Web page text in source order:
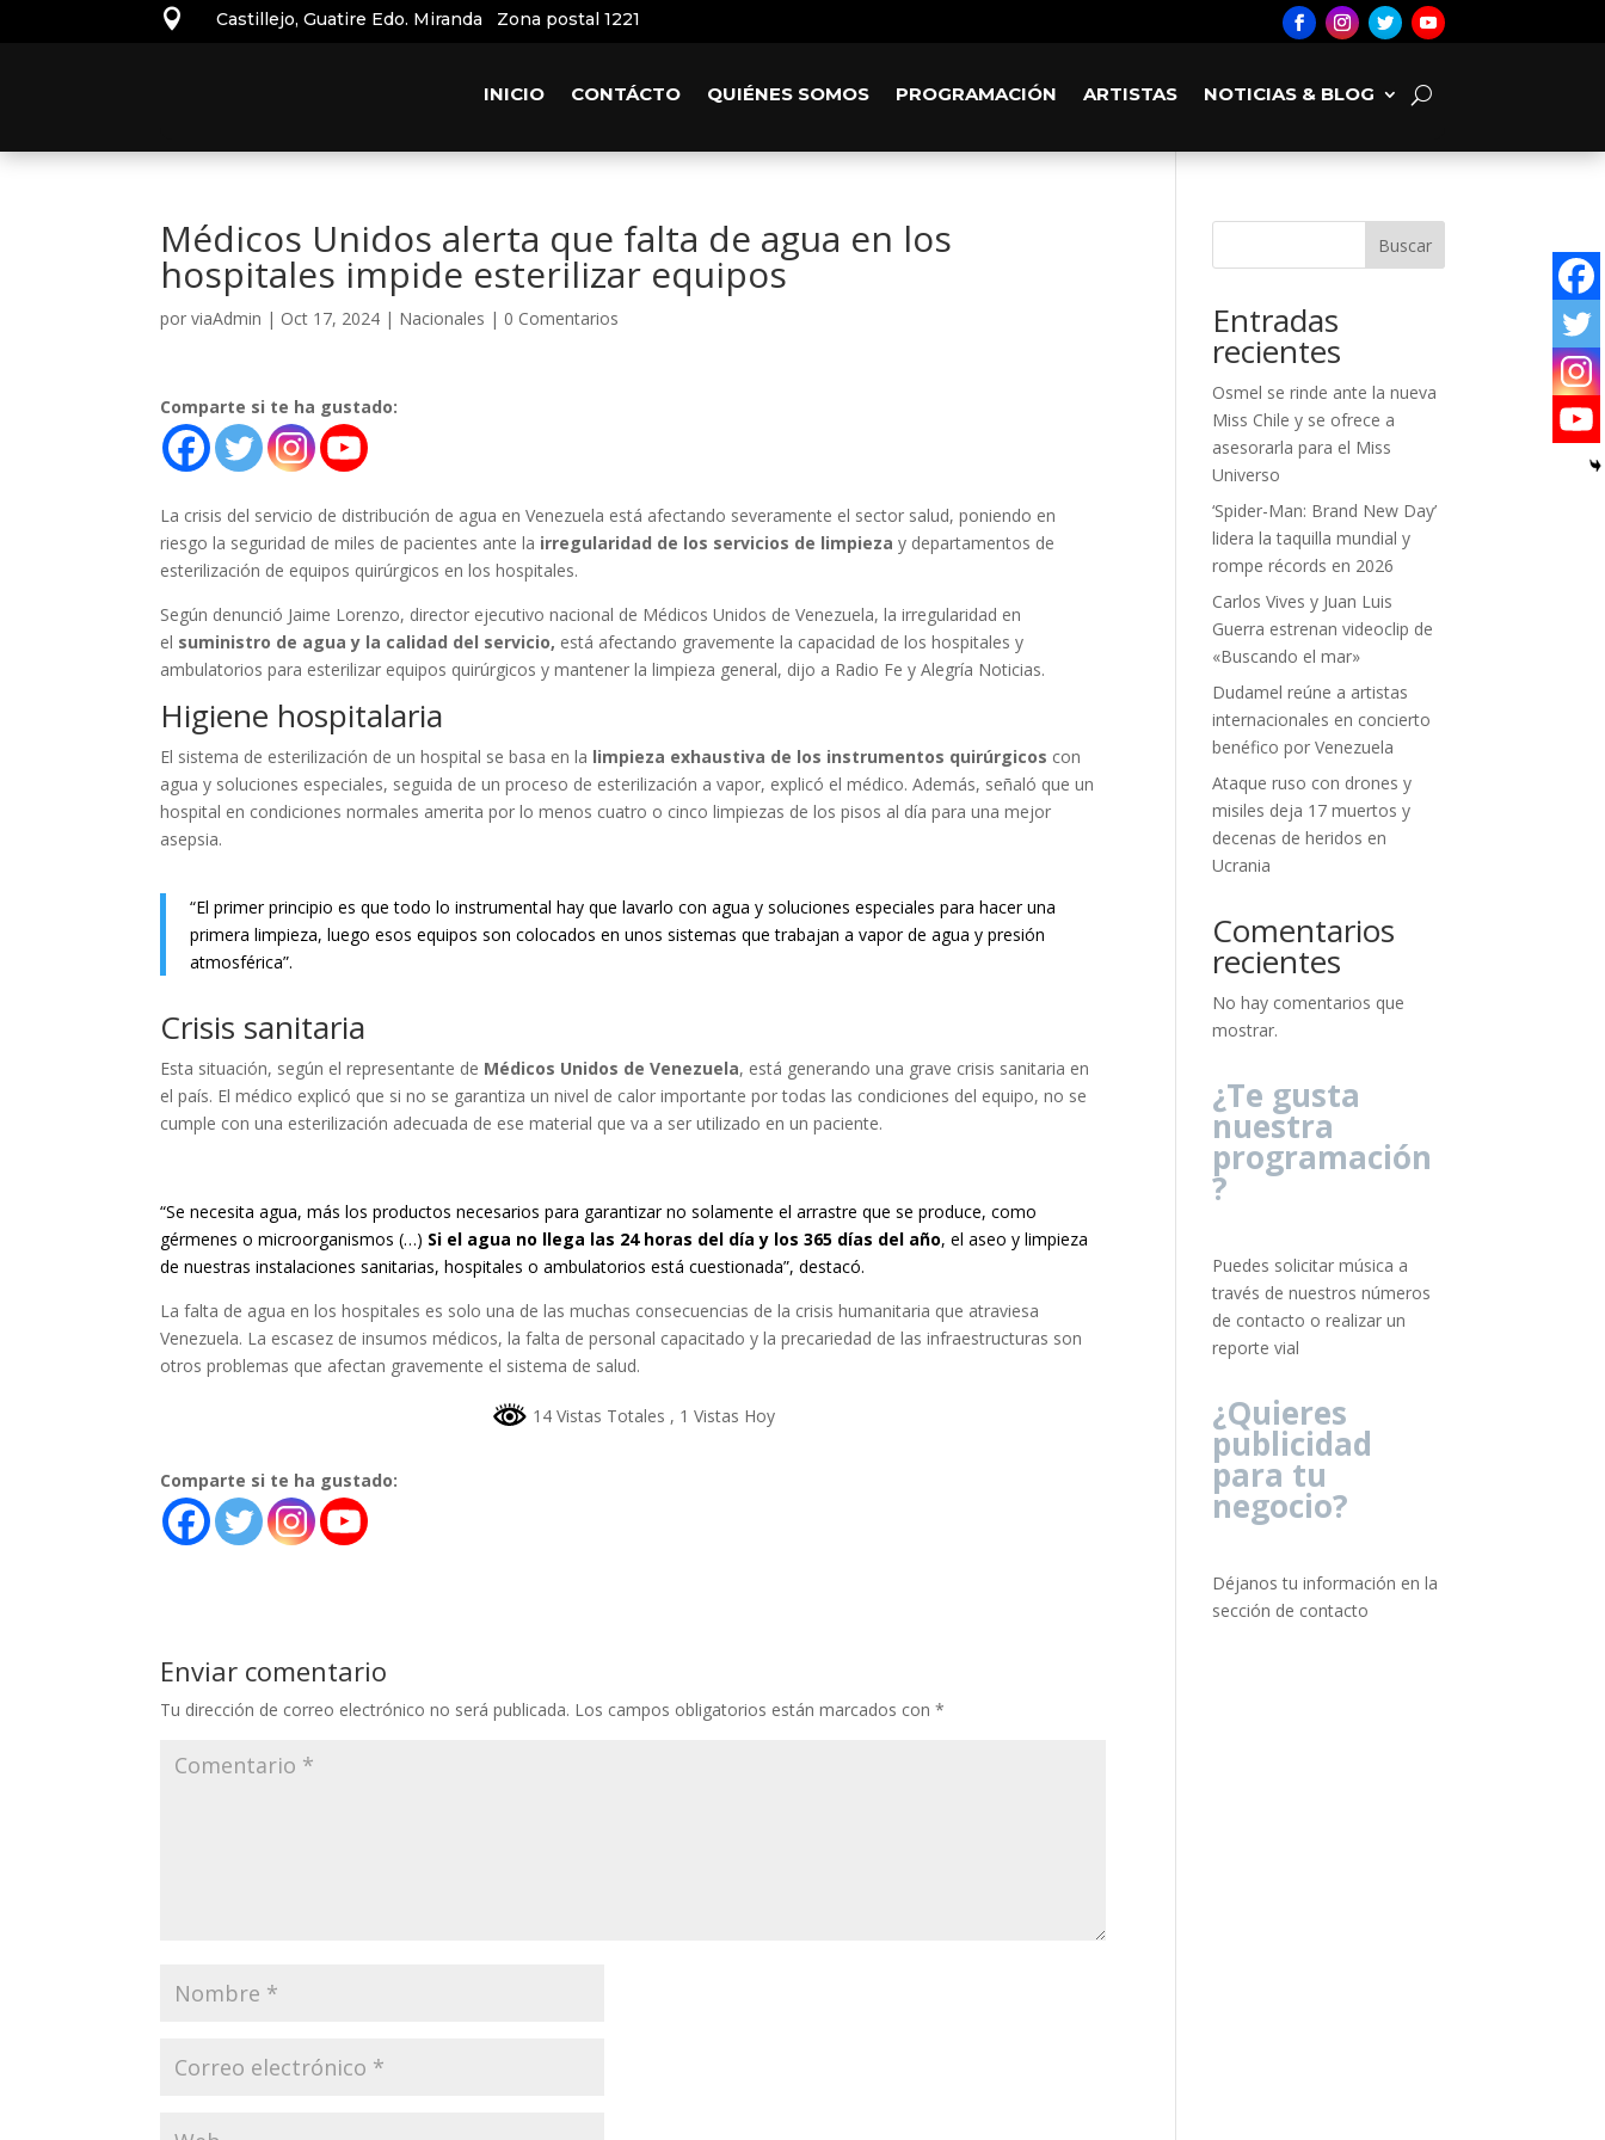
 Castillejo, Guatire Edo. Miranda Zona postal 1221
INICIO CONTÁCTO QUIÉNES SOMOS PROGRAMACIÓN ARTISTAS NOTICIAS & BLOG
Médicos Unidos alerta que falta de agua en los
hospitales impide esterilizar equipos
porviaAdmin | Oct 17, 2024 | Nacionales | 0 Comentarios
Comparte si te ha gustado:
La crisis del servicio de distribución de agua en Venezuela está afectando severamente el sector salud, poniendo en
riesgo la seguridad de miles de pacientes ante la irregularidad de los servicios de limpieza y departamentos de
esterilización de equipos quirúrgicos en los hospitales.
Según denunció Jaime Lorenzo, director ejecutivo nacional de Médicos Unidos de Venezuela, la irregularidad en
el suministro de agua y la calidad del servicio, está afectando gravemente la capacidad de los hospitales y
ambulatorios para esterilizar equipos quirúrgicos y mantener la limpieza general, dijo a Radio Fe y Alegría Noticias.
Higiene hospitalaria
El sistema de esterilización de un hospital se basa en la limpieza exhaustiva de los instrumentos quirúrgicos con
agua y soluciones especiales, seguida de un proceso de esterilización a vapor, explicó el médico. Además, señaló que un
hospital en condiciones normales amerita por lo menos cuatro o cinco limpiezas de los pisos al día para una mejor
asepsia.
“El primer principio es que todo lo instrumental hay que lavarlo con agua y soluciones especiales para hacer una
primera limpieza, luego esos equipos son colocados en unos sistemas que trabajan a vapor de agua y presión
atmosférica”.
Crisis sanitaria
Esta situación, según el representante de Médicos Unidos de Venezuela, está generando una grave crisis sanitaria en
el país. El médico explicó que si no se garantiza un nivel de calor importante por todas las condiciones del equipo, no se
cumple con una esterilización adecuada de ese material que va a ser utilizado en un paciente.
“Se necesita agua, más los productos necesarios para garantizar no solamente el arrastre que se produce, como
gérmenes o microorganismos (…) Si el agua no llega las 24 horas del día y los 365 días del año, el aseo y limpieza
de nuestras instalaciones sanitarias, hospitales o ambulatorios está cuestionada”, destacó.
La falta de agua en los hospitales es solo una de las muchas consecuencias de la crisis humanitaria que atraviesa
Venezuela. La escasez de insumos médicos, la falta de personal capacitado y la precariedad de las infraestructuras son
otros problemas que afectan gravemente el sistema de salud.
14 Vistas Totales , 1 Vistas Hoy
Comparte si te ha gustado:
Enviar comentario
Tu dirección de correo electrónico no será publicada. Los campos obligatorios están marcados con*
Buscar
Entradas
recientes
Osmel se rinde ante la nueva
Miss Chile y se ofrece a
asesorarla para el Miss
Universo
‘Spider-Man: Brand New Day’
lidera la taquilla mundial y
rompe récords en 2026
Carlos Vives y Juan Luis
Guerra estrenan videoclip de
«Buscando el mar»
Dudamel reúne a artistas
internacionales en concierto
benéfico por Venezuela
Ataque ruso con drones y
misiles deja 17 muertos y
decenas de heridos en
Ucrania
Comentarios
recientes
No hay comentarios que
mostrar.
¿Te gusta
nuestra
programación
?
Puedes solicitar música a
través de nuestros números
de contacto o realizar un
reporte vial
¿Quieres
publicidad
para tu
negocio?
Déjanos tu información en la
sección de contacto